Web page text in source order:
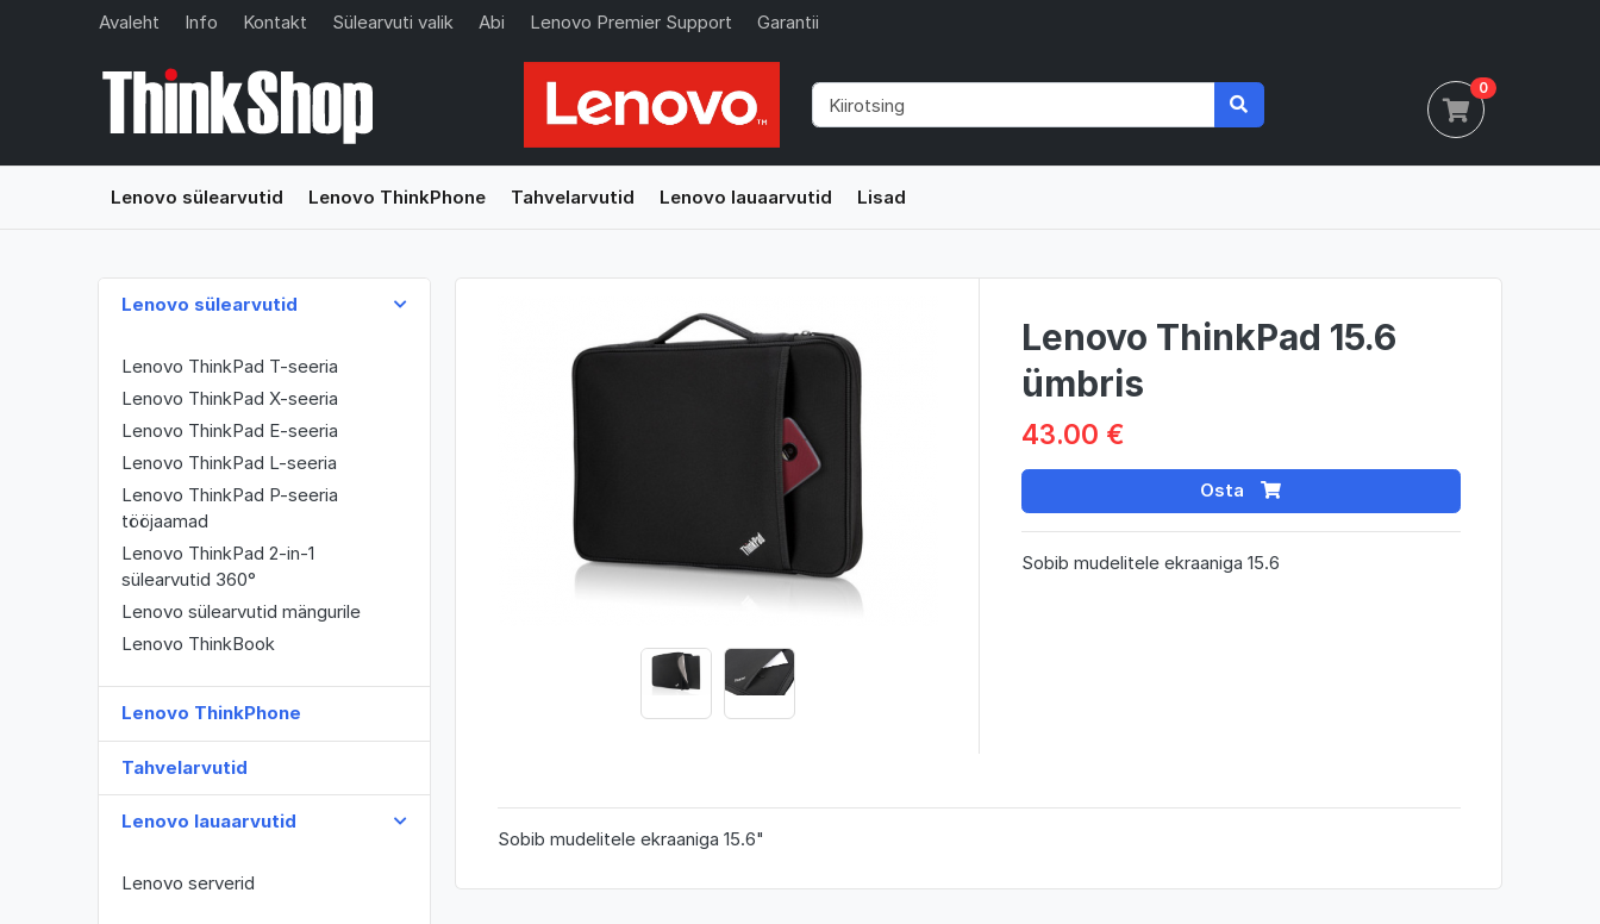
Avaleht Info Kontakt Sülearvuti valik Abi Lenovo Premier Support Garantii
0
Lenovo sülearvutid Lenovo ThinkPhone Tahvelarvutid Lenovo lauaarvutid Lisad
Lenovo sülearvutid
Lenovo ThinkPad T-seeria
Lenovo ThinkPad X-seeria
Lenovo ThinkPad E-seeria
Lenovo ThinkPad L-seeria
Lenovo ThinkPad P-seeria
tööjaamad
Lenovo ThinkPad 2-in-1
sülearvutid 360°
Lenovo sülearvutid mängurile
Lenovo ThinkBook
Lenovo ThinkPhone
Tahvelarvutid
Lenovo lauaarvutid
Lenovo serverid
Lenovo ThinkPad 15.6
ümbris
43.00 €
Osta
Sobib mudelitele ekraaniga 15.6
Sobib mudelitele ekraaniga 15.6"